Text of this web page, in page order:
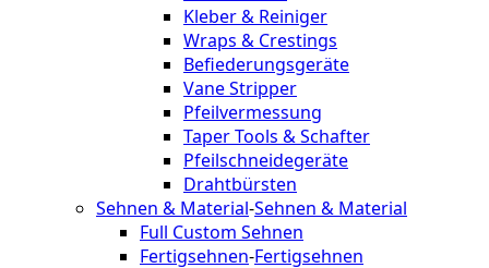
Kleber & Reiniger
Wraps & Crestings
Befiederungsgeräte
Vane Stripper
Pfeilvermessung
Taper Tools & Schafter
Pfeilschneidegeräte
Drahtbürsten
Sehnen & Material-Sehnen & Material
Full Custom Sehnen
Fertigsehnen-Fertigsehnen